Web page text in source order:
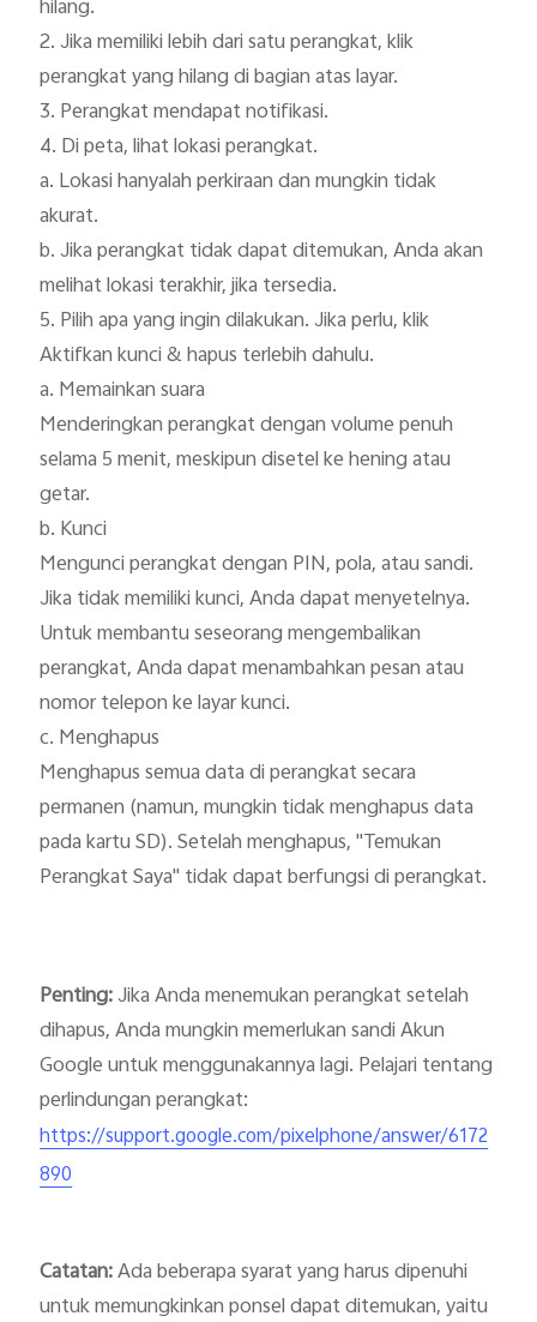
hilang.
2. Jika memiliki lebih dari satu perangkat, klik
perangkat yang hilang di bagian atas layar.
3. Perangkat mendapat notifikasi.
4. Di peta, lihat lokasi perangkat.
a. Lokasi hanyalah perkiraan dan mungkin tidak
akurat.
b. Jika perangkat tidak dapat ditemukan, Anda akan
melihat lokasi terakhir, jika tersedia.
5. Pilih apa yang ingin dilakukan. Jika perlu, klik
Aktifkan kunci & hapus terlebih dahulu.
a. Memainkan suara
Menderingkan perangkat dengan volume penuh
selama 5 menit, meskipun disetel ke hening atau
getar.
b. Kunci
Mengunci perangkat dengan PIN, pola, atau sandi.
Jika tidak memiliki kunci, Anda dapat menyetelnya.
Untuk membantu seseorang mengembalikan
perangkat, Anda dapat menambahkan pesan atau
nomor telepon ke layar kunci.
c. Menghapus
Menghapus semua data di perangkat secara
permanen (namun, mungkin tidak menghapus data
pada kartu SD). Setelah menghapus, "Temukan
Perangkat Saya" tidak dapat berfungsi di perangkat.
Penting: Jika Anda menemukan perangkat setelah
dihapus, Anda mungkin memerlukan sandi Akun
Google untuk menggunakannya lagi. Pelajari tentang
https://support.google.com/pixelphone/answer/6172
890
Catatan: Ada beberapa syarat yang harus dipenuhi
untuk memungkinkan ponsel dapat ditemukan, yaitu